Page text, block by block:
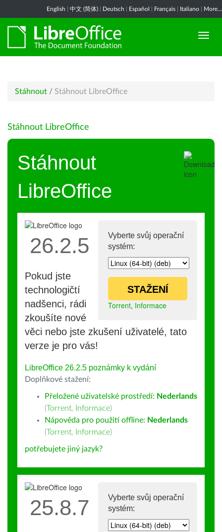
English 中文 (简体) Deutsch Español Français Italiano More...
Stáhnout / Stáhnout LibreOffice
Stáhnout LibreOffice
Stáhnout
LibreOffice
Vyberte svůj operační
systém:
STAŽENÍ
Torrent, Informace
26.2.5
Pokud jste
technologičtí
nadšenci, rádi
zkoušíte nové
věci nebo jste zkušení uživatelé, tato
verze je pro vás!
LibreOffice 26.2.5 poznámky k vydání
Doplňkové stažení:
Přeložené uživatelské prostředí: Nederlands
(Torrent, Informace)
Nápověda pro použití offline: Nederlands
(Torrent, Informace)
potřebujete jiný jazyk?
Vyberte svůj operační
systém:
25.8.7